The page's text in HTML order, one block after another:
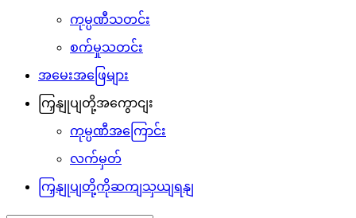
ကုမ္ပဏီသတင်း
စက်မှုသတင်း
အမေးအဖြေများ
ကြှနျုပျတို့အကွောငျး
ကုမ္ပဏီအကြောင်း
လက်မှတ်
ကြှနျုပျတို့ကိုဆကျသှယျရနျ